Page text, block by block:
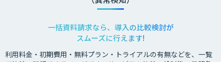
一括資料請求なら、導入の比較検討が
スムーズに行えます!
利用料金・初期費用・無料プラン・トライアルの有無などを、一覧